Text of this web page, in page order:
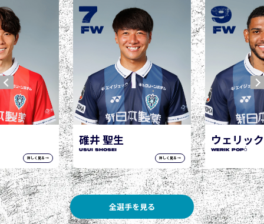
詳しく見る →
ウェリック ポポ
WERIK POPÓ
詳しく見る →
9
FW
城後 寿
JOGO Hisashi
10
FW
全選手を見る